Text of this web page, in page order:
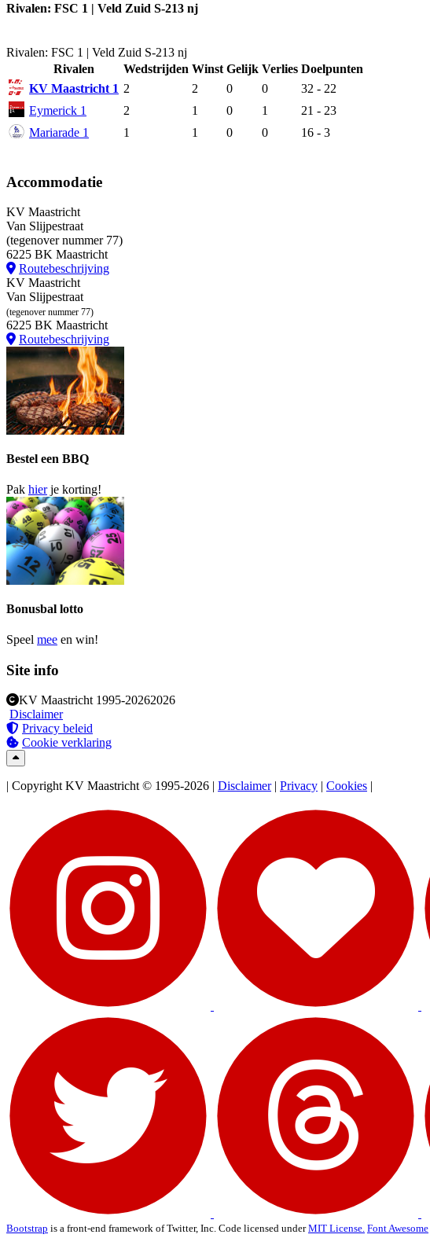
Rivalen: FSC 1 | Veld Zuid S-213 nj
Rivalen: FSC 1 | Veld Zuid S-213 nj
Rivalen
Wedstrijden Winst Gelijk Verlies Doelpunten
KV Maastricht 1 2 2 0 0
32 - 22
Eymerick 1
2 1 0 1
21 - 23
Mariarade 1
1 1 0 0 16 - 3
Accommodatie
KV Maastricht
Van Slijpestraat
(tegenover nummer 77)
6225 BK Maastricht
Routebeschrijving
KV Maastricht
Van Slijpestraat
(tegenover nummer 77)
6225 BK Maastricht
Routebeschrijving
Bestel een BBQ
Pak hierje korting!
Bonusbal lotto
Speel mee en win!
Site info
KV Maastricht 1995-20262026
Disclaimer
Privacy beleid
Cookie verklaring
| Copyright KV Maastricht © 1995-2026 | Disclaimer| Privacy | Cookies |
Bootstrap is a front-end framework of Twitter, Inc. Code licensed underMIT License. Font Awesome